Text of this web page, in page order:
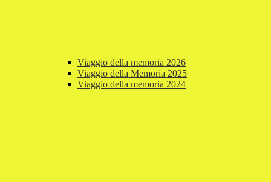
Viaggio della memoria 2026
Viaggio della Memoria 2025
Viaggio della memoria 2024